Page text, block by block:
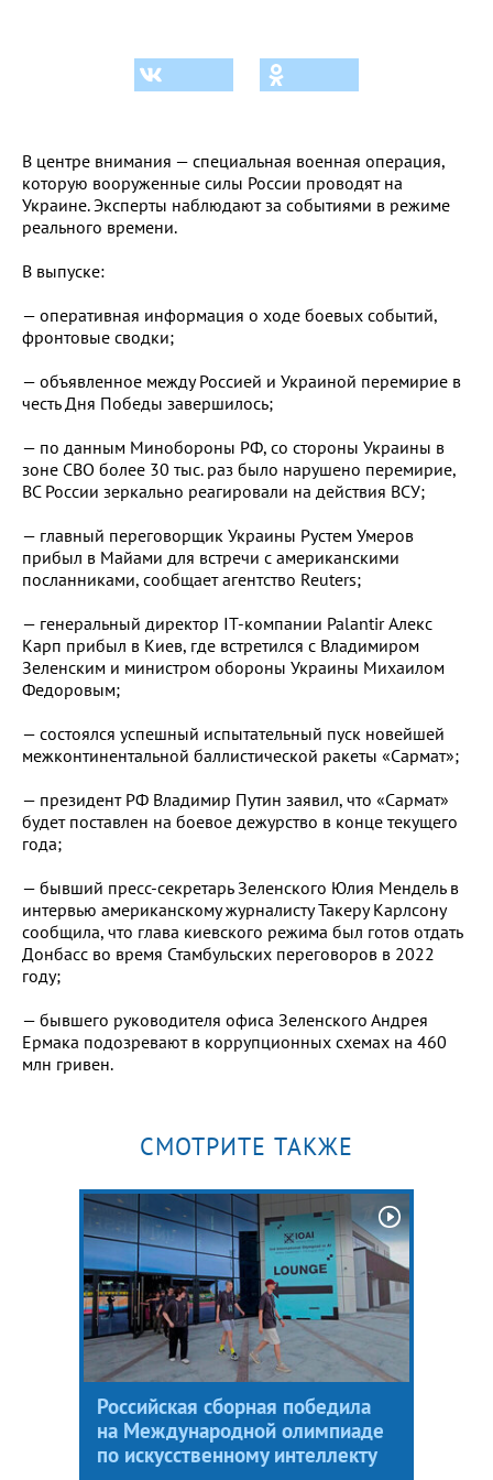
В центре внимания — специальная военная операция,
которую вооруженные силы России проводят на
Украине. Эксперты наблюдают за событиями в режиме
реального времени.
В выпуске:
— оперативная информация о ходе боевых событий,
фронтовые сводки;
— объявленное между Россией и Украиной перемирие в
честь Дня Победы завершилось;
— по данным Минобороны РФ, со стороны Украины в
зоне СВО более 30 тыс. раз было нарушено перемирие,
ВС России зеркально реагировали на действия ВСУ;
— главный переговорщик Украины Рустем Умеров
прибыл в Майами для встречи с американскими
посланниками, сообщает агентство Reuters;
— генеральный директор IT-компании Palantir Алекс
Карп прибыл в Киев, где встретился с Владимиром
Зеленским и министром обороны Украины Михаилом
Федоровым;
— состоялся успешный испытательный пуск новейшей
межконтинентальной баллистической ракеты «Сармат»;
— президент РФ Владимир Путин заявил, что «Сармат»
будет поставлен на боевое дежурство в конце текущего
года;
— бывший пресс-секретарь Зеленского Юлия Мендель в
интервью американскому журналисту Такеру Карлсону
сообщила, что глава киевского режима был готов отдать
Донбасс во время Стамбульских переговоров в 2022
году;
— бывшего руководителя офиса Зеленского Андрея
Ермака подозревают в коррупционных схемах на 460
млн гривен.
СМОТРИТЕ ТАКЖЕ
Российская сборная победила
на Международной олимпиаде
по искусственному интеллекту